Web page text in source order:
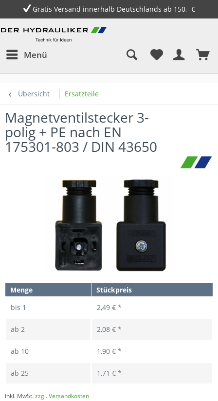
Gratis Versand innerhalb Deutschlands ab 150,- €
Menü
Übersicht Ersatzteile
Magnetventilstecker 3-
polig + PE nach EN
175301-803 / DIN 43650
Menge
Stückpreis
bis 1 2,49 € *
ab 2 2,08 € *
ab 10 1,90 € *
ab 25 1,71 € *
inkl. MwSt.zzgl. Versandkosten